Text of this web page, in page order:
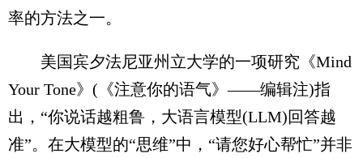
率的方法之一。
美国宾夕法尼亚州立大学的一项研究《Mind
Your Tone》(《注意你的语气》——编辑注)指
出，“你说话越粗鲁，大语言模型(LLM)回答越
准”。在大模型的“思维”中，“请您好心帮忙”并非